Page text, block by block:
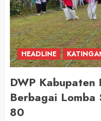
HEADLINE
DWP
Berbagai Lomba
80